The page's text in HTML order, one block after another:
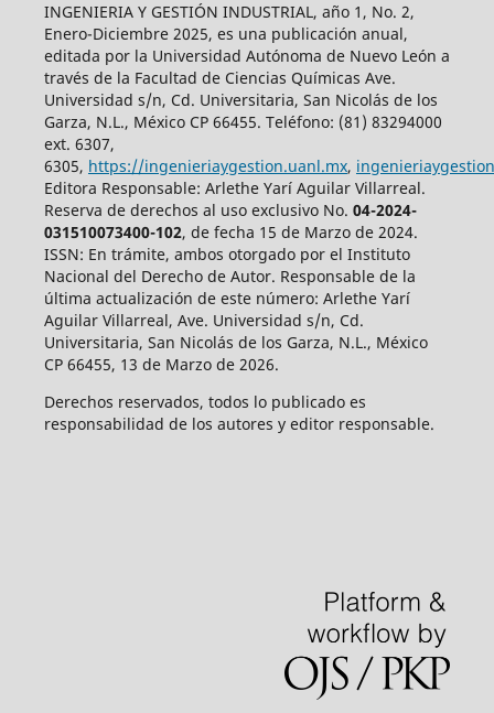
INGENIERIA Y GESTIÓN INDUSTRIAL, año 1, No. 2,
Enero-Diciembre 2025, es una publicación anual,
editada por la Universidad Autónoma de Nuevo León a
través de la Facultad de Ciencias Químicas Ave.
Universidad s/n, Cd. Universitaria, San Nicolás de los
Garza, N.L., México CP 66455. Teléfono: (81) 83294000
ext. 6307,
6305, https://ingenieriaygestion.uanl.mx,
Editora Responsable: Arlethe Yarí Aguilar Villarreal.
Reserva de derechos al uso exclusivo No. 04-2024-
031510073400-102, de fecha 15 de Marzo de 2024.
ISSN: En trámite, ambos otorgado por el Instituto
Nacional del Derecho de Autor. Responsable de la
última actualización de este número: Arlethe Yarí
Aguilar Villarreal, Ave. Universidad s/n, Cd.
Universitaria, San Nicolás de los Garza, N.L., México
CP 66455, 13 de Marzo de 2026.
Derechos reservados, todos lo publicado es
responsabilidad de los autores y editor responsable.